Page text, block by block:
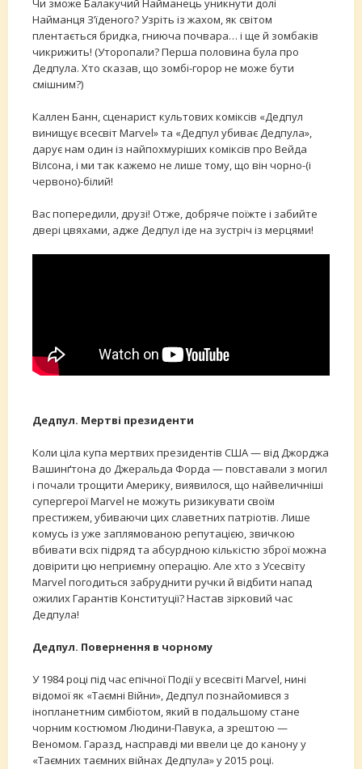
Чи зможе Балакучий Найманець уникнути долі
Найманця З’їденого? Узріть із жахом, як світом
плентається бридка, гниюча почвара… і ще й зомбаків
чикрижить! (Уторопали? Перша половина була про
Дедпула. Хто сказав, що зомбі-горор не може бути
смішним?)
Каллен Банн, сценарист культових коміксів «Дедпул
винищує всесвіт Marvel» та «Дедпул убиває Дедпула»,
дарує нам один із найпохмуріших коміксів про Вейда
Вілсона, і ми так кажемо не лише тому, що він чорно-(і
червоно)-білий!
Вас попередили, друзі! Отже, добряче поїжте і забийте
двері цвяхами, адже Дедпул іде на зустріч із мерцями!
Дедпул. Мертві президенти
Коли ціла купа мертвих президентів США — від Джорджа
Вашинґтона до Джеральда Форда — повставали з могил
і почали трощити Америку, виявилося, що найвеличніші
супергерої Marvel не можуть ризикувати своїм
престижем, убиваючи цих славетних патріотів. Лише
комусь із уже заплямованою репутацією, звичкою
вбивати всіх підряд та абсурдною кількістю зброї можна
довірити цю неприємну операцію. Але хто з Усесвіту
Marvel погодиться забруднити ручки й відбити напад
ожилих Гарантів Конституції? Настав зірковий час
Дедпула!
Дедпул. Повернення в чорному
У 1984 році під час епічної Події у всесвіті Marvel, нині
відомої як «Таємні Війни», Дедпул познайомився з
інопланетним симбіотом, який в подальшому стане
чорним костюмом Людини-Павука, а зрештою —
Веномом. Гаразд, насправді ми ввели це до канону у
«Таємних таємних війнах Дедпула» у 2015 році.